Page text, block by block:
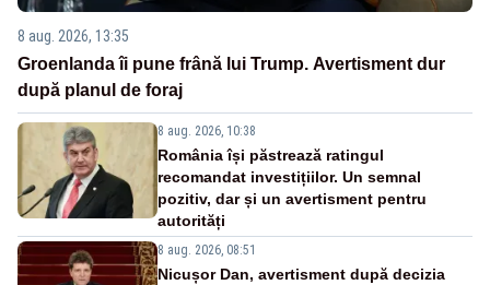
8 aug. 2026, 13:35
Groenlanda îi pune frână lui Trump. Avertisment dur
după planul de foraj
8 aug. 2026, 10:38
România își păstrează ratingul
recomandat investițiilor. Un semnal
pozitiv, dar și un avertisment pentru
autorități
8 aug. 2026, 08:51
Nicușor Dan, avertisment după decizia